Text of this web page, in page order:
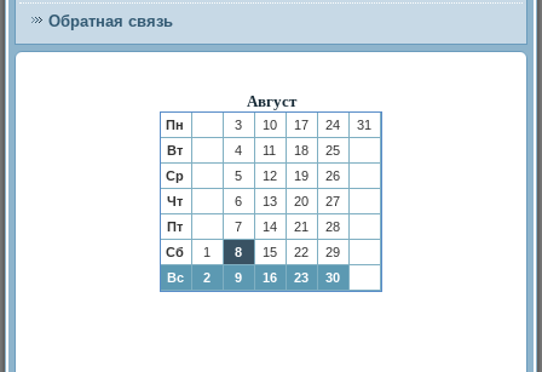
Обратная связь
Август
Пн 3 10 17 24
31
Вт
4 11 18
25
Ср
5 12 19
26
Чт
6 13 20
27
Пт
7 14 21
28
Сб
1 8 15 22
29
Вс
2 9 16 23 30